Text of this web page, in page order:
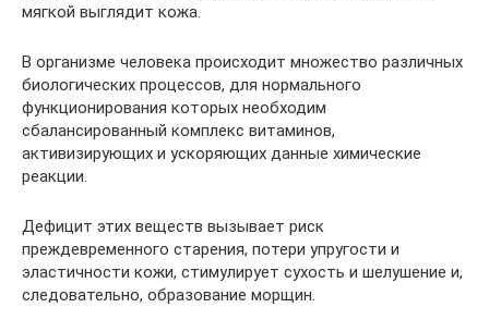
мягкой выглядит кожа.
В организме человека происходит множество различных
биологических процессов, для нормального
функционирования которых необходим
сбалансированный комплекс витаминов,
активизирующих и ускоряющих данные химические
реакции.
Дефицит этих веществ вызывает риск
преждевременного старения, потери упругости и
эластичности кожи, стимулирует сухость и шелушение и,
следовательно, образование морщин.